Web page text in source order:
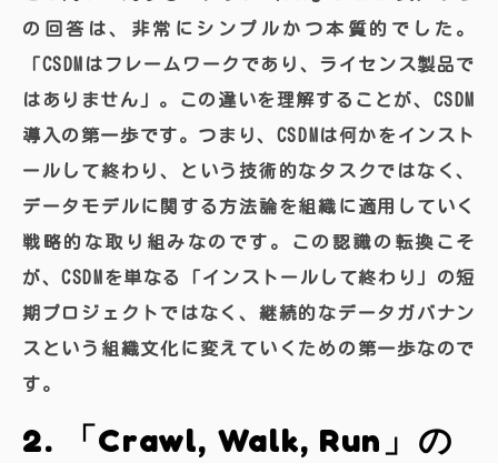
の回答は、非常にシンプルかつ本質的でした。
「CSDMはフレームワークであり、ライセンス製品で
はありません」。この違いを理解することが、CSDM
導入の第一歩です。つまり、CSDMは何かをインスト
ールして終わり、という技術的なタスクではなく、
データモデルに関する方法論を組織に適用していく
戦略的な取り組みなのです。この認識の転換こそ
が、CSDMを単なる「インストールして終わり」の短
期プロジェクトではなく、継続的なデータガバナン
スという組織文化に変えていくための第一歩なので
す。
2. 「Crawl, Walk, Run」の